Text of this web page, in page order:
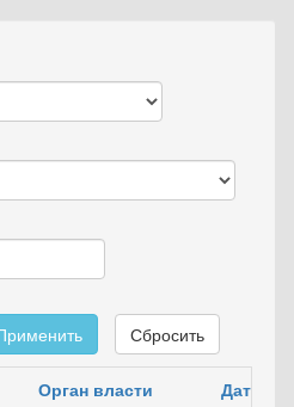
Сбросить
Орган власти
Дата